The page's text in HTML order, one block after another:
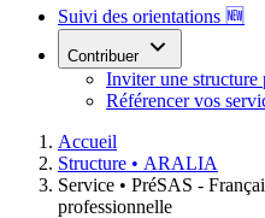
Suivi des orientations 🆕
Contribuer
Inviter une structure
Référencer vos
Accueil
Structure • ARALIA
Service • PréSAS -
professionnelle